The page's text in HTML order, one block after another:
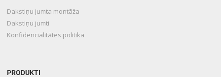
Dakstiņu jumta montāža
Dakstiņu jumti
Konfidencialitātes politika
PRODUKTI